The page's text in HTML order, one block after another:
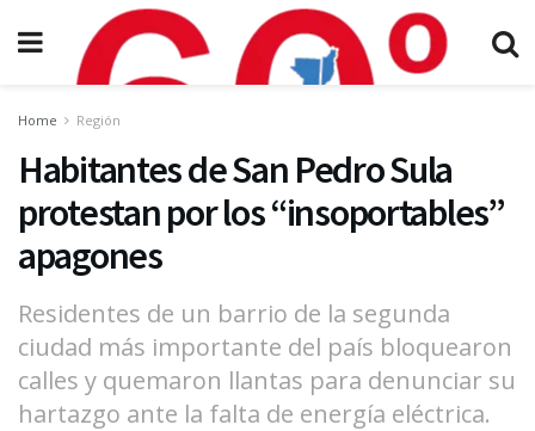
Home Región
Habitantes de San Pedro Sula
protestan por los “insoportables”
apagones
Residentes de un barrio de la segunda
ciudad más importante del país bloquearon
calles y quemaron llantas para denunciar su
hartazgo ante la falta de energía eléctrica.